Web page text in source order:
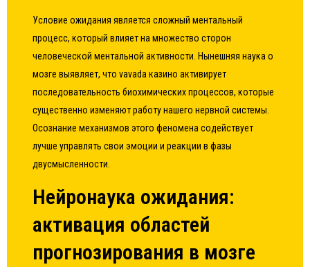
Условие ожидания является сложный ментальный
процесс, который влияет на множество сторон
человеческой ментальной активности. Нынешняя наука о
мозге выявляет, чтоvavada казино активирует
последовательность биохимических процессов, которые
существенно изменяют работу нашего нервной системы.
Осознание механизмов этого феномена содействует
лучше управлять свои эмоции и реакции в фазы
двусмысленности.
Нейронаука ожидания:
активация областей
прогнозирования в мозге